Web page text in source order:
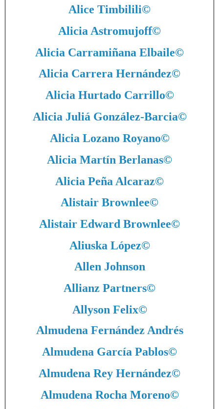
Alice Timbilili©
Alicia Astromujoff©
Alicia Carramiñana Elbaile©
Alicia Carrera Hernández©
Alicia Hurtado Carrillo©
Alicia Juliá González-Barcia©
Alicia Lozano Royano©
Alicia Martín Berlanas©
Alicia Peña Alcaraz©
Alistair Brownlee©
Alistair Edward Brownlee©
Aliuska López©
Allen Johnson
Allianz Partners©
Allyson Felix©
Almudena Fernández Andrés
Almudena García Pablos©
Almudena Rey Hernández©
Almudena Rocha Moreno©